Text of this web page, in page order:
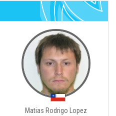
Matias Rodrigo Lopez